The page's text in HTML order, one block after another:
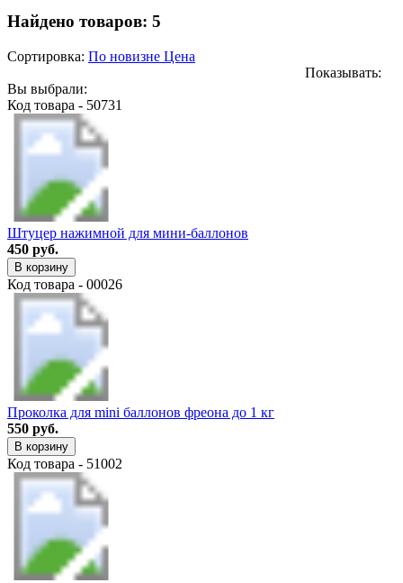
Найдено товаров: 5
Сортировка: По новизне Цена
Показывать:
Вы выбрали:
Код товара - 50731
Штуцер нажимной для мини-баллонов
450 руб.
В корзину
Код товара - 00026
Проколка для mini баллонов фреона до 1 кг
550 руб.
В корзину
Код товара - 51002